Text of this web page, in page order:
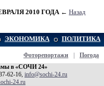
2010 ГОДА ← Назад
ЭКОНОМИКА ПОЛИТИКА
Фоторепортажи Погода
в «СОЧИ 24»
62-16, info@sochi-24.ru
24.ru